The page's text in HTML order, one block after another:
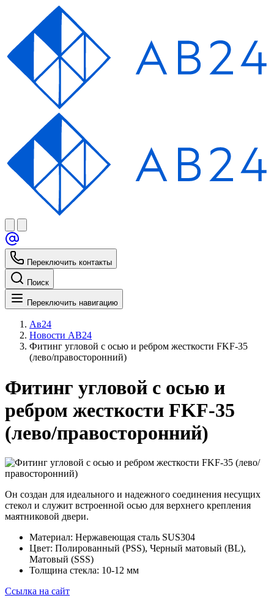
Переключить контакты
Поиск
Переключить навигацию
Ав24
Новости АВ24
Фитинг угловой с осью и ребром жесткости FKF-35
(лево/правосторонний)
Фитинг угловой с осью и
ребром жесткости FKF-35
(лево/правосторонний)
Он создан для идеального и надежного соединения несущих
стекол и служит встроенной осью для верхнего крепления
маятниковой двери.
Материал: Нержавеющая сталь SUS304
Цвет: Полированный (PSS), Черный матовый (BL),
Матовый (SSS)
Толщина стекла: 10-12 мм
Ссылка на сайт